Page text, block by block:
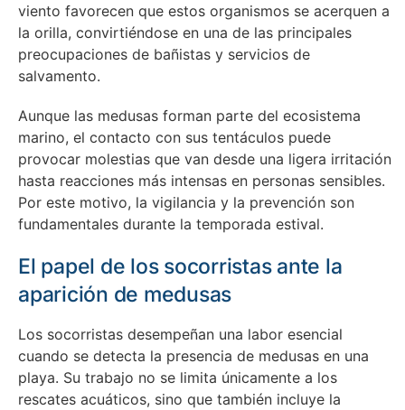
viento favorecen que estos organismos se acerquen a
la orilla, convirtiéndose en una de las principales
preocupaciones de bañistas y servicios de
salvamento.
Aunque las medusas forman parte del ecosistema
marino, el contacto con sus tentáculos puede
provocar molestias que van desde una ligera irritación
hasta reacciones más intensas en personas sensibles.
Por este motivo, la vigilancia y la prevención son
fundamentales durante la temporada estival.
El papel de los socorristas ante la
aparición de medusas
Los socorristas desempeñan una labor esencial
cuando se detecta la presencia de medusas en una
playa. Su trabajo no se limita únicamente a los
rescates acuáticos, sino que también incluye la